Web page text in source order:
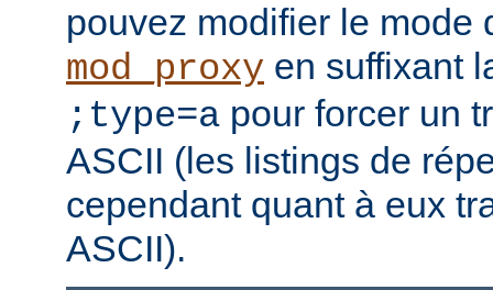
pouvez modifier le mode
mod_proxy en suffixant
;type=a pour forcer un
ASCII (les listings de
cependant quant à eux
ASCII).